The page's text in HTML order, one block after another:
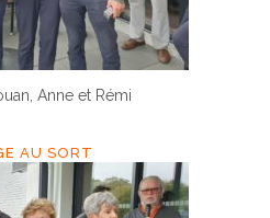
Anne et Rémi
AU SORT